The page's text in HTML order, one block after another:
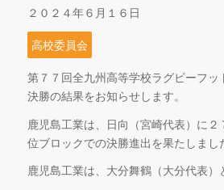
２０２４年６月１６日
高校委員会
第７７回全九州高等学校ラグビーフ
決勝の結果をお知らせします。
鹿児島工業は、日向（宮崎代表）に２
位ブロックでの決勝進出を果たしまし
鹿児島工業は、大分舞鶴（大分代表）